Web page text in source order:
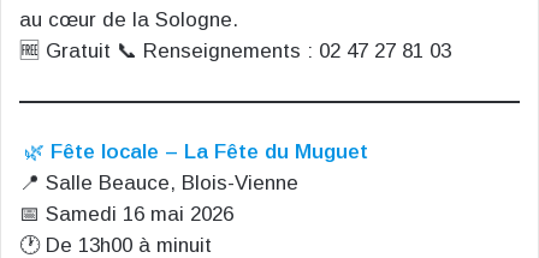
au cœur de la Sologne.
🆓 Gratuit 📞 Renseignements : 02 47 27 81 03
🌿 Fête locale – La Fête du Muguet
📍 Salle Beauce, Blois-Vienne
📅 Samedi 16 mai 2026
🕐 De 13h00 à minuit